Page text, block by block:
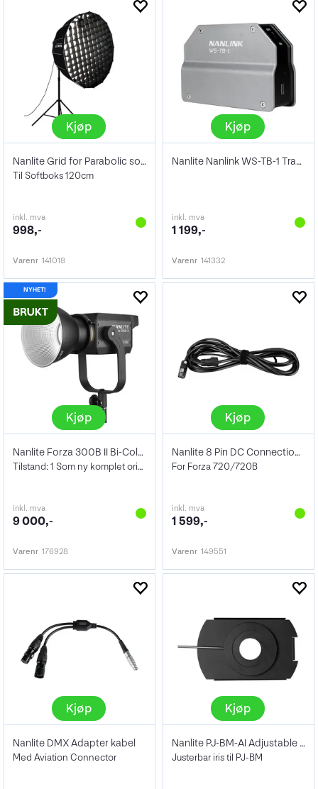
Kjøp
Nanlite Grid for Parabolic softbox 120
Til Softboks 120cm
inkl. mva
998,-
Varenr 141018
Kjøp
Nanlite Nanlink WS-TB-1 Transmitter Box
inkl. mva
1 199,-
Varenr 141332
Kjøp
Nanlite Forza 300B II Bi-Color
Tilstand: 1 Som ny komplet original eske
inkl. mva
9 000,-
Varenr 176928
Kjøp
Nanlite 8 Pin DC Connection Cable 7,5m
For Forza 720/720B
inkl. mva
1 599,-
Varenr 149551
Kjøp
Nanlite DMX Adapter kabel
Med Aviation Connector
Kjøp
Nanlite PJ-BM-AI Adjustable Iris
Justerbar iris til PJ-BM